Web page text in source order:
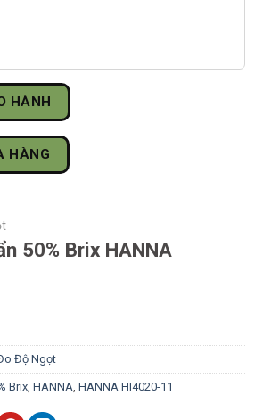
HÀNH
HÀNG
50% Brix HANNA
Độ Ngọt
Brix, HANNA, HANNA HI4020-11